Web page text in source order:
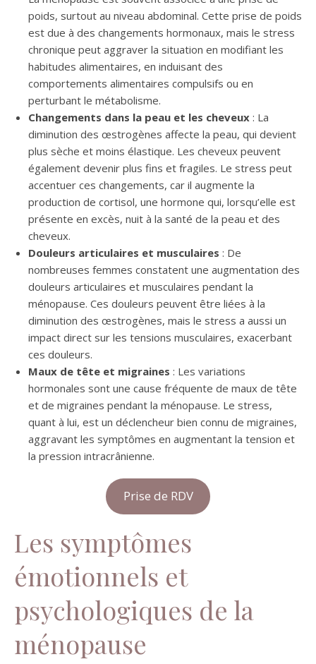
poids, surtout au niveau abdominal. Cette prise de poids
est due à des changements hormonaux, mais le stress
chronique peut aggraver la situation en modifiant les
habitudes alimentaires, en induisant des
comportements alimentaires compulsifs ou en
perturbant le métabolisme.
Changements dans la peau et les cheveux : La
diminution des œstrogènes affecte la peau, qui devient
plus sèche et moins élastique. Les cheveux peuvent
également devenir plus fins et fragiles. Le stress peut
accentuer ces changements, car il augmente la
production de cortisol, une hormone qui, lorsqu’elle est
présente en excès, nuit à la santé de la peau et des
cheveux.
Douleurs articulaires et musculaires : De
nombreuses femmes constatent une augmentation des
douleurs articulaires et musculaires pendant la
ménopause. Ces douleurs peuvent être liées à la
diminution des œstrogènes, mais le stress a aussi un
impact direct sur les tensions musculaires, exacerbant
ces douleurs.
Maux de tête et migraines : Les variations
hormonales sont une cause fréquente de maux de tête
et de migraines pendant la ménopause. Le stress,
quant à lui, est un déclencheur bien connu de migraines,
aggravant les symptômes en augmentant la tension et
la pression intracrânienne.
Prise de RDV
Les symptômes
émotionnels et
psychologiques de la
ménopause